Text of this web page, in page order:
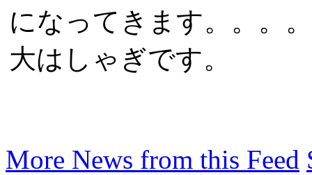
になってきます。。。
大はしゃぎです。
More News from this Feed